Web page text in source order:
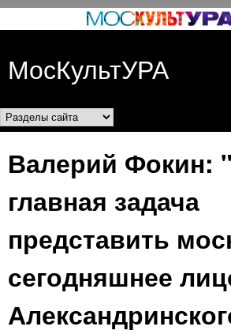
Перейти к
МосКультУРА
Разделы сайта
Валерий Фокин:
главная задача
представить
сегодняшнее